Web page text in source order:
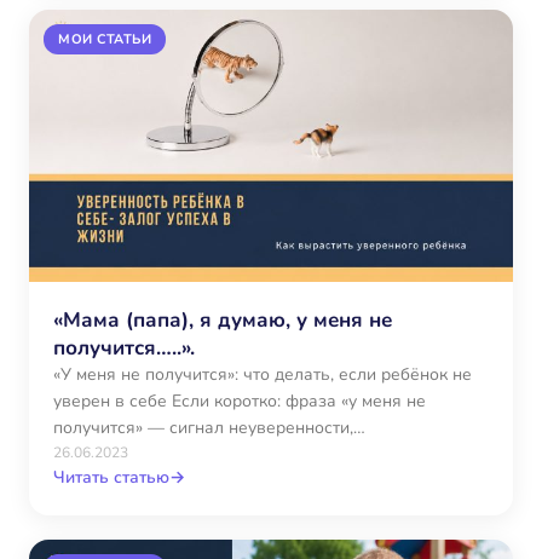
МОИ СТАТЬИ
«Мама (папа), я думаю, у меня не
получится…..».
«У меня не получится»: что делать, если ребёнок не
уверен в себе Если коротко: фраза «у меня не
получится» — сигнал неуверенности,…
26.06.2023
Читать статью→